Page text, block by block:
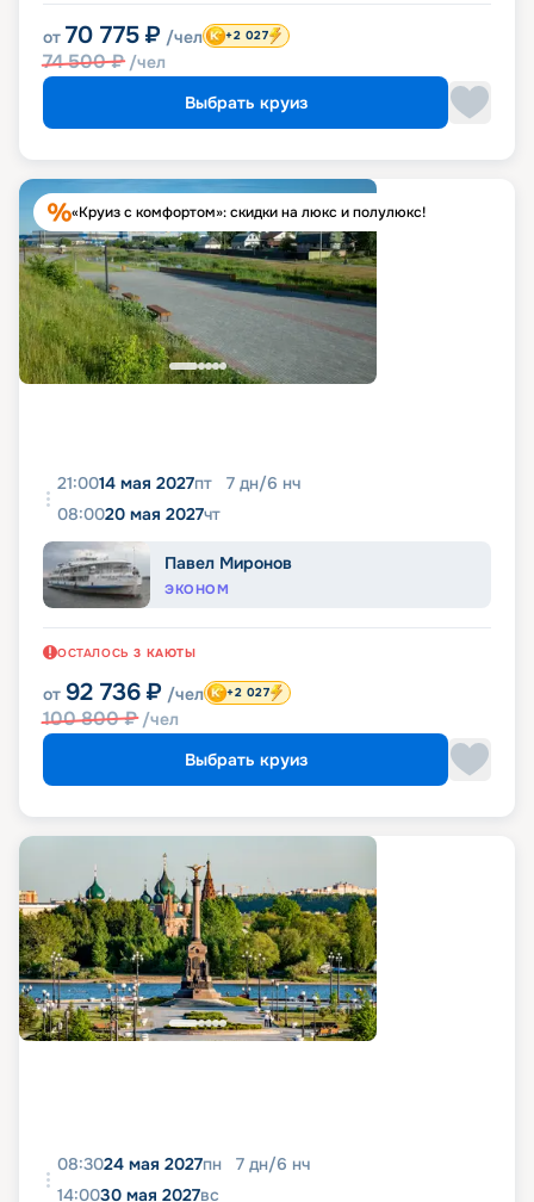
от 70 775 ₽ /чел
74 500₽ /чел
+2 027
Выбрать круиз
«Круиз с комфортом»: скидки на люкс и полулюкс!
21:0014 мая 2027пт 7 дн/6 нч
08:0020 мая 2027чт
Павел Миронов
ЭКОНОМ
ОСТАЛОСЬ 3 КАЮТЫ
от 92 736 ₽ /чел
100 800₽ /чел
+2 027
Выбрать круиз
08:3024 мая 2027пн 7 дн/6 нч
14:0030 мая 2027вс